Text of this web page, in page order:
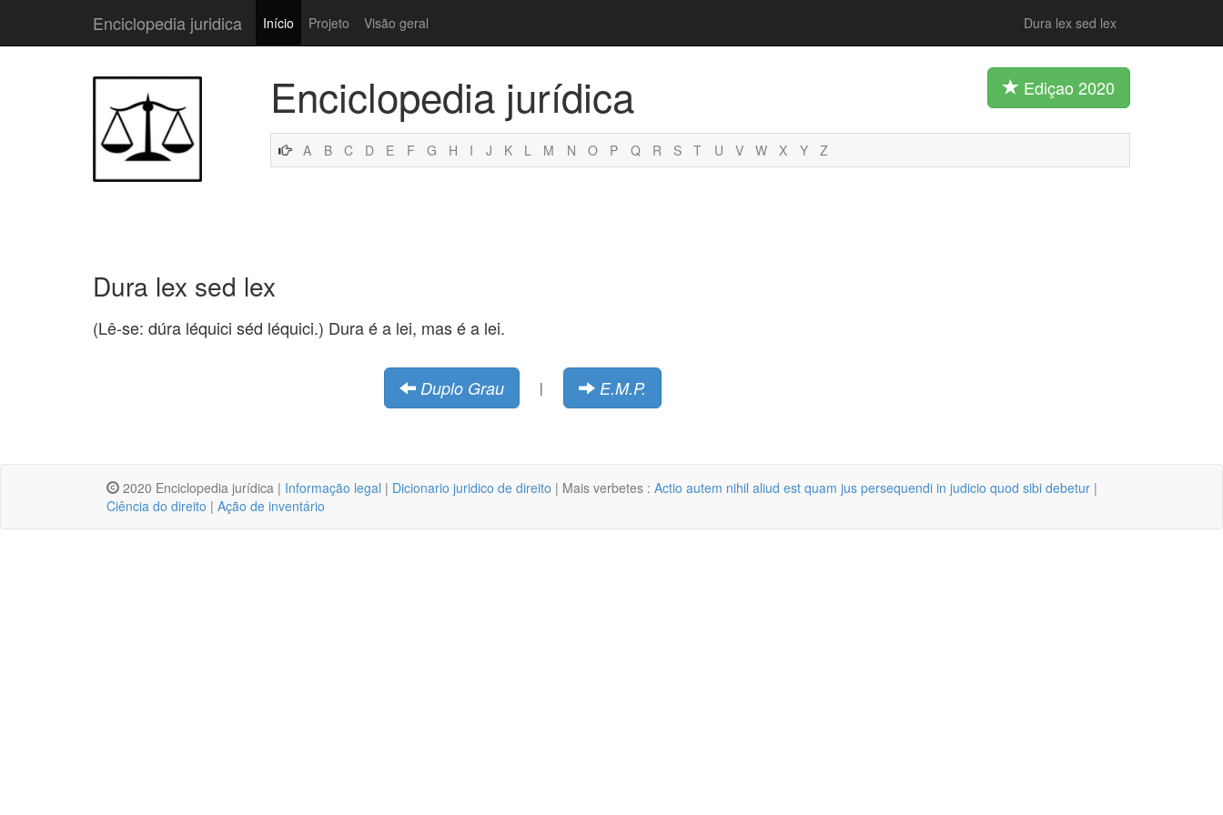
Enciclopedia juridica Início Projeto Visão geral Dura lex sed lex
Enciclopedia jurídica Ediçao 2020
A B C D E F G H I J K L M N O P Q R S T U V W X Y Z
Dura lex sed lex
(Lê-se: dúra léquici séd léquici.) Dura é a lei, mas é a lei.
Duplo Grau | E.M.P.
2020 Enciclopedia jurídica | Informação legal | Dicionario juridico de direito | Mais verbetes : Actio autem nihil aliud est quam jus persequendi in judicio quod sibi debetur |
Ciência do direito | Ação de inventário